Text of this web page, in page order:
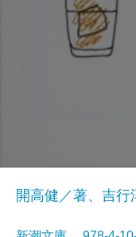
開高健／著、吉行